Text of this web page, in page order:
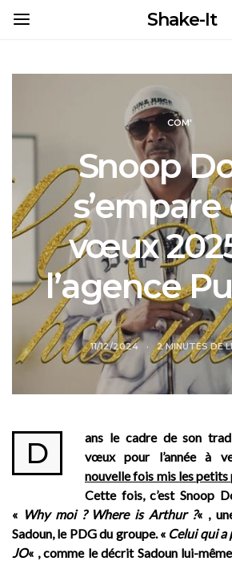
Shake-It
COM'
Snoop
s’empare
vœux
l’agence
11/12/2024 2 MINUTES DE
D
ans le cadre de son
vœux pour l’année à
nouvelle fois mis les petits
Cette fois, c’est Snoop
« Why moi ? Where is Arthur ?« ,
Sadoun, le PDG du groupe. « Celui qui a
JO« , comme le décrit Sadoun lui-